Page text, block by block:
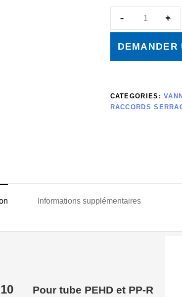
DEMANDER
CATEGORIES:
RACCORDS
Informations supplémentaires
Pour tube PEHD et PP-R